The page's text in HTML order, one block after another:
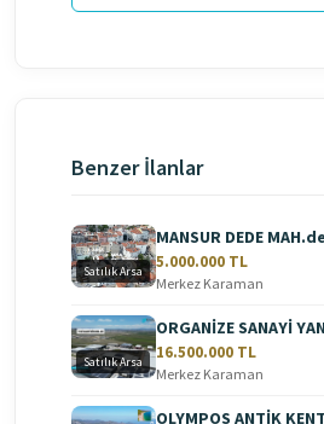
Benzer İlanlar
Satılık Arsa 5.000.000 TL
Merkez Karaman
Satılık Arsa 16.500.000 TL
Merkez Karaman